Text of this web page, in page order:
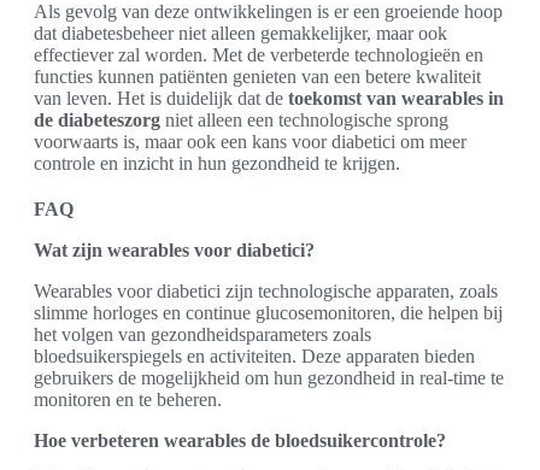
Als gevolg van deze ontwikkelingen is er een groeiende hoop
dat diabetesbeheer niet alleen gemakkelijker, maar ook
effectiever zal worden. Met de verbeterde technologieën en
functies kunnen patiënten genieten van een betere kwaliteit
van leven. Het is duidelijk dat de toekomst van wearables in
de diabeteszorg niet alleen een technologische sprong
voorwaarts is, maar ook een kans voor diabetici om meer
controle en inzicht in hun gezondheid te krijgen.
FAQ
Wat zijn wearables voor diabetici?
Wearables voor diabetici zijn technologische apparaten, zoals
slimme horloges en continue glucosemonitoren, die helpen bij
het volgen van gezondheidsparameters zoals
bloedsuikerspiegels en activiteiten. Deze apparaten bieden
gebruikers de mogelijkheid om hun gezondheid in real-time te
monitoren en te beheren.
Hoe verbeteren wearables de bloedsuikercontrole?